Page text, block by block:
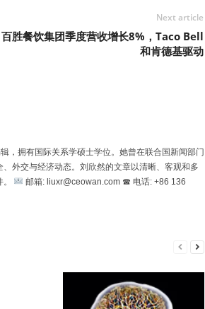
Next article
百胜餐饮集团季度营收增长8%，Taco Bell
和肯德基驱动
，拥有国际关系学硕士学位。她曾在联合国新闻部门
外交与经济动态。刘欣然的文章以清晰、客观和多
邮箱: liuxr@ceowan.com ☎ 电话: +86 136